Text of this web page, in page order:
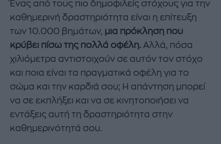
Ένας από τους πιο δημοφιλείς στόχους για την
καθημερινή δραστηριότητα είναι η επίτευξη
των 10.000 βημάτων, μια πρόκληση που
κρύβει πίσω της πολλά οφέλη. Αλλά, πόσα
χιλιόμετρα αντιστοιχούν σε αυτόν τον στόχο
και ποια είναι τα πραγματικά οφέλη για το
σώμα και την καρδιά σου; Η απάντηση μπορεί
να σε εκπλήξει και να σε κινητοποιήσει να
εντάξεις αυτή τη δραστηριότητα στην
καθημερινότητά σου.